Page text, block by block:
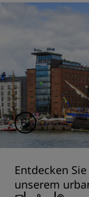
Entdecken
unserem